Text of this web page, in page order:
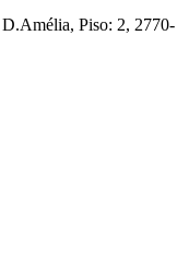
Piso: 2, 2770-